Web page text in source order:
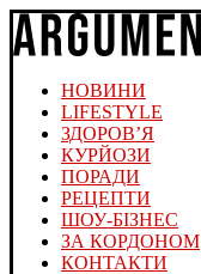
НОВИНИ
LIFESTYLE
ЗДОРОВ’Я
КУРЙОЗИ
ПОРАДИ
РЕЦЕПТИ
ШОУ-БІЗНЕС
ЗА КОРДОНОМ
КОНТАКТИ